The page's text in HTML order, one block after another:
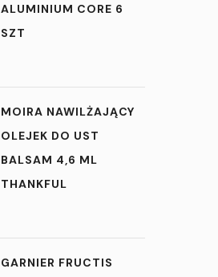
ALUMINIUM CORE 6
SZT
MOIRA NAWILŻAJĄCY
OLEJEK DO UST
BALSAM 4,6 ML
THANKFUL
GARNIER FRUCTIS